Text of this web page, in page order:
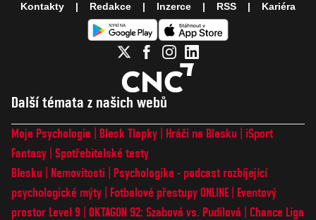
Další témata z našich webů
Moje Psychologie Blesk Tlapky Hráči na Blesku
iSport
Fantasy Spotřebitelské testy
Blesku
Nemovitosti
Psychologika - podcast rozbíjející
psychologické mýty
Fotbalové přestupy ONLINE
Eventový
prostor Level 9 OKTAGON 92: Szabová vs. Pudilová
Chance Liga
Kontakty Redakce Inzerce RSS Kariéra